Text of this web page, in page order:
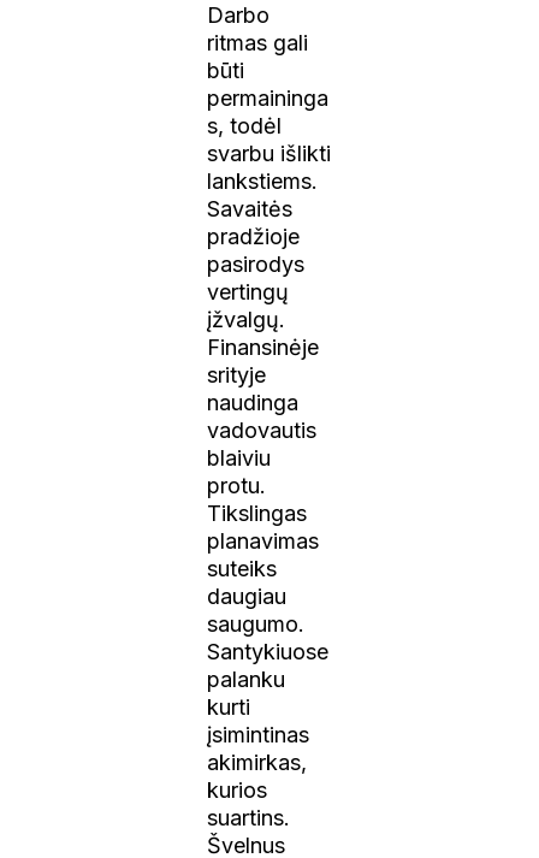
Darbo
ritmas gali
būti
permaininga
s, todėl
svarbu išlikti
lankstiems.
Savaitės
pradžioje
pasirodys
vertingų
įžvalgų.
Finansinėje
srityje
naudinga
vadovautis
blaiviu
protu.
Tikslingas
planavimas
suteiks
daugiau
saugumo.
Santykiuose
palanku
kurti
įsimintinas
akimirkas,
kurios
suartins.
Švelnus